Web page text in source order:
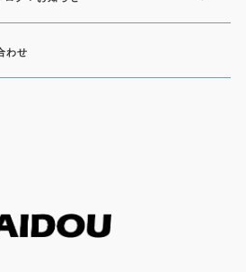
わせ